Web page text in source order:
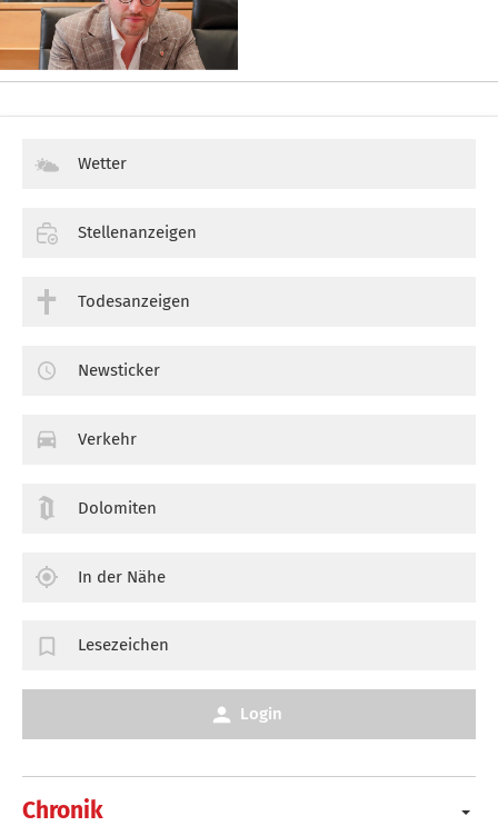
Chronik
Wetter
Stellenanzeigen
Todesanzeigen
Newsticker
Verkehr
Dolomiten
In der Nähe
Lesezeichen
Login